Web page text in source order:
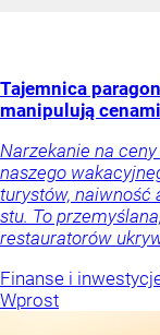
Tajemnica
manipulują
Narzekanie na
naszego
turystów, naiwność
stu. To
restauratorów
Finanse i
Wprost